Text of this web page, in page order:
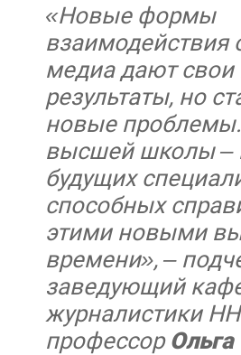
«Новые формы
взаимодействия
медиа дают
результаты, но
новые
высшей школы –
будущих
способных
этими новыми
времени», –
заведующий
журналистики
профессор